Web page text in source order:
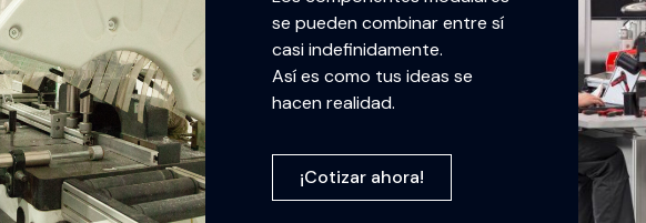
se pueden combinar entre sí
casi indefinidamente.
Así es como tus ideas se
hacen realidad.
¡Cotizar ahora!